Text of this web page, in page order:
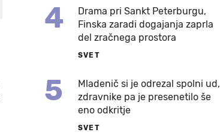
4
Drama pri Sankt Peterburgu,
Finska zaradi dogajanja zaprla
del zračnega prostora
SVET
5
Mladenič si je odrezal spolni ud,
zdravnike pa je presenetilo še
eno odkritje
SVET